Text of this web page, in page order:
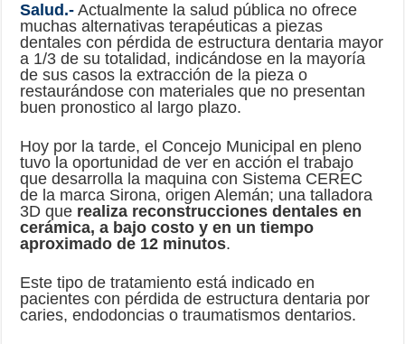
Salud.- Actualmente la salud pública no ofrece
muchas alternativas terapéuticas a piezas
dentales con pérdida de estructura dentaria mayor
a 1/3 de su totalidad, indicándose en la mayoría
de sus casos la extracción de la pieza o
restaurándose con materiales que no presentan
buen pronostico al largo plazo.
Hoy por la tarde, el Concejo Municipal en pleno
tuvo la oportunidad de ver en acción el trabajo
que desarrolla la maquina con Sistema CEREC
de la marca Sirona, origen Alemán; una talladora
3D que realiza reconstrucciones dentales en
cerámica, a bajo costo y en un tiempo
aproximado de 12 minutos.
Este tipo de tratamiento está indicado en
pacientes con pérdida de estructura dentaria por
caries, endodoncias o traumatismos dentarios.